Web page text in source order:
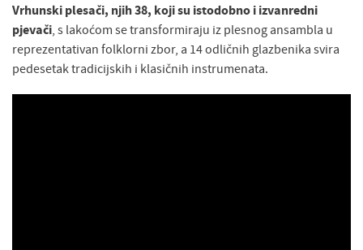
Vrhunski plesači, njih 38, koji su istodobno i izvanredni
pjevači , s lakoćom se transformiraju iz plesnog ansambla u
reprezentativan folklorni zbor, a 14 odličnih glazbenika svira
pedesetak tradicijskih i klasičnih instrumenata.